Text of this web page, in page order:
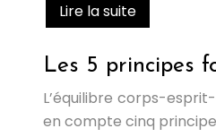
Lire la suite
Les 5 principes
L’équilibre corps-
en compte cinq